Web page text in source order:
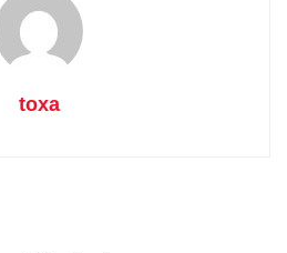
toxa